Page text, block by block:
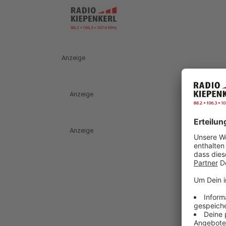
Anzeige
Anzeige
Anzeige